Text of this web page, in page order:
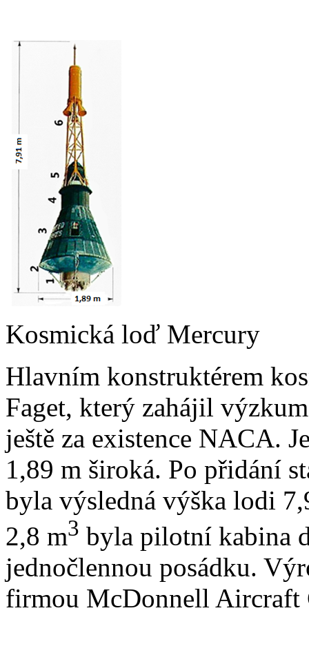
Kosmická loď Mercury
Hlavním konstruktérem
Faget, který zahájil
ještě za existence NACA.
1,89 m široká. Po přidání
byla výsledná výška lodi
2,8 m3 byla pilotní kabina
jednočlennou posádku.
firmou McDonnell Aircraft